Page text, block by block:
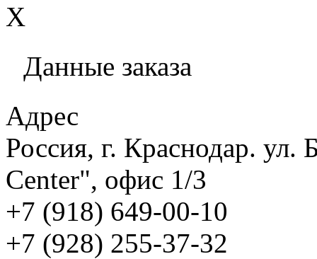
X
Данные заказа
Адрес
Россия, г. Краснодар.
Center", офис 1/3
+7 (918) 649-00-10
+7 (928) 255-37-32